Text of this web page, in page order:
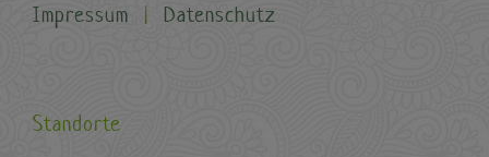
Impressum | Datenschutz
Standorte